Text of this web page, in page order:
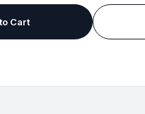
Cart